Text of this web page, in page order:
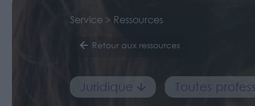
Service > Ressources
Retour aux ressources
Juridique Toutes